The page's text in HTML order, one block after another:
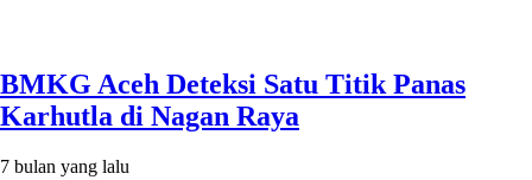
BMKG Aceh Deteksi Satu Titik Panas
Karhutla di Nagan Raya
7 bulan yang lalu